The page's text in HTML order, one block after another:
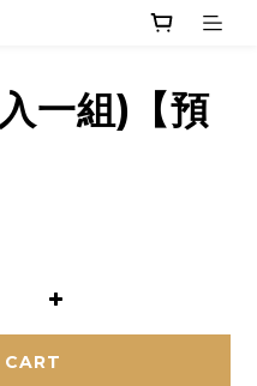
一組)【預